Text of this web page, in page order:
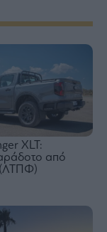
XLT:
από